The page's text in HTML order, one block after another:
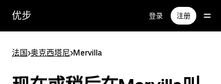
优步 登录 注册
法国>奥克西塔尼>Mervilla